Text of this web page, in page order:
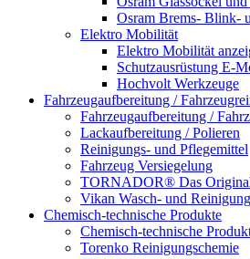
Osram Brems- Blink-
Elektro Mobilität
Elektro Mobilität
Schutzausrüstung E-
Hochvolt Werkzeuge
Fahrzeugaufbereitung /
Fahrzeugaufbereitung /
Lackaufbereitung / Polieren
Reinigungs- und Pflegemittel
Fahrzeug Versiegelung
TORNADOR® Das
Vikan Wasch- und
Chemisch-technische Produkte
Chemisch-technische
Torenko Reinigungschemie